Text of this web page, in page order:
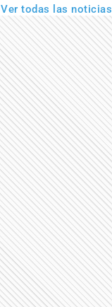
Ver todas las noticias